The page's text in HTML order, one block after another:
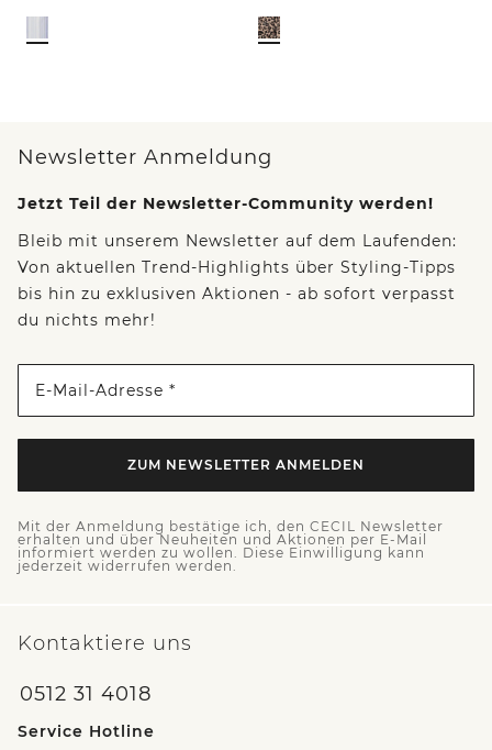
Newsletter Anmeldung
Jetzt Teil der Newsletter-Community werden!
Bleib mit unserem Newsletter auf dem Laufenden:
Von aktuellen Trend-Highlights über Styling-Tipps
bis hin zu exklusiven Aktionen - ab sofort verpasst
du nichts mehr!
E-Mail-Adresse *
ZUM NEWSLETTER ANMELDEN
Mit der Anmeldung bestätige ich, den CECIL Newsletter
erhalten und über Neuheiten und Aktionen per E-Mail
informiert werden zu wollen. Diese Einwilligung kann
jederzeit widerrufen werden.
Kontaktiere uns
0512 31 4018
Service Hotline